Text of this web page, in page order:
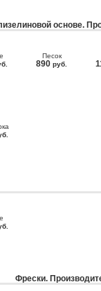
основе.
Песок
890 руб.
Фрески.